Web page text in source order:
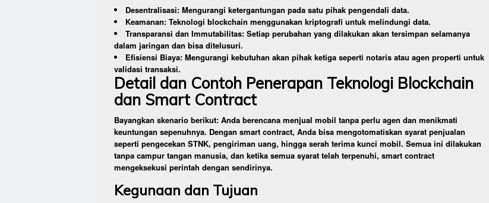
Desentralisasi: Mengurangi ketergantungan pada satu pihak pengendali data.
Keamanan: Teknologi blockchain menggunakan kriptografi untuk melindungi data.
Transparansi dan Immutabilitas: Setiap perubahan yang dilakukan akan tersimpan selamanya
dalam jaringan dan bisa ditelusuri.
Efisiensi Biaya: Mengurangi kebutuhan akan pihak ketiga seperti notaris atau agen properti untuk
validasi transaksi.
Detail dan Contoh Penerapan Teknologi Blockchain
dan Smart Contract
Bayangkan skenario berikut: Anda berencana menjual mobil tanpa perlu agen dan menikmati
keuntungan sepenuhnya. Dengan smart contract, Anda bisa mengotomatiskan syarat penjualan
seperti pengecekan STNK, pengiriman uang, hingga serah terima kunci mobil. Semua ini dilakukan
tanpa campur tangan manusia, dan ketika semua syarat telah terpenuhi, smart contract
mengeksekusi perintah dengan sendirinya.
Kegunaan dan Tujuan